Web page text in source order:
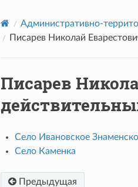
Административно-
Писарев Николай
Писарев
Село Ивановское
Село Каменка
Предыдущая